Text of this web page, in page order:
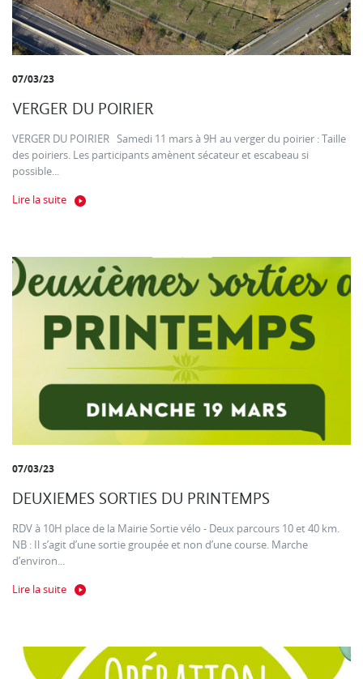
07/03/23
VERGER DU POIRIER
VERGER DU POIRIER Samedi 11 mars à 9H au verger du poirier : Taille
des poiriers. Les participants amènent sécateur et escabeau si
possible...
Lire la suite
07/03/23
DEUXIEMES SORTIES DU PRINTEMPS
RDV à 10H place de la Mairie Sortie vélo - Deux parcours 10 et 40 km.
NB : Il s’agit d’une sortie groupée et non d’une course. Marche
d’environ...
Lire la suite